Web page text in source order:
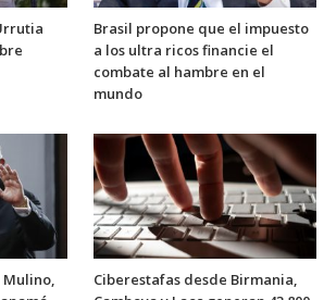
Brasil propone que el impuesto
a los ultra ricos financie el
combate al hambre en el
mundo
Ciberestafas desde Birmania,